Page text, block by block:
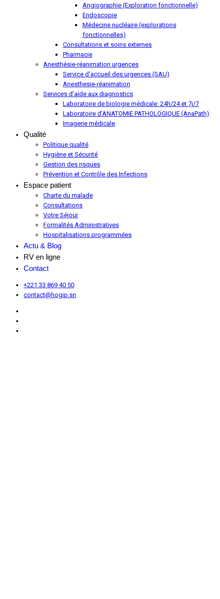
Angiographie (Exploration fonctionnelle)
Endoscopie
Médecine nucléaire (explorations
fonctionnelles)
Consultations et soins externes
Pharmacie
Anesthésie-réanimation urgences
Service d’accueil des urgences (SAU)
Anesthesie-réanimation
Services d’aide aux diagnostics
Laboratoire de biologie médicale: 24h/24 et 7j/7
Laboratoire d’ANATOMIE PATHOLOGIQUE (AnaPath)
Imagerie médicale
Qualité
Politique qualité
Hygiène et Sécurité
Gestion des risques
Prévention et Contrôle des Infections
Espace patient
Charte du malade
Consultations
Votre Séjour
Formalités Administratives
Hospitalisations programmées
Actu & Blog
RV en ligne
Contact
+221 33 869 40 50
contact@hogip.sn